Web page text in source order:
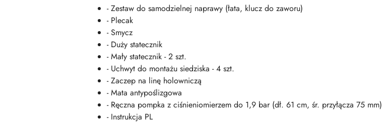
- Zestaw do samodzielnej naprawy (łata, klucz do zaworu)
- Plecak
- Smycz
- Duży statecznik
- Mały statecznik - 2 szt.
- Uchwyt do montażu siedziska ­- 4 szt.
- Zaczep na linę holowniczą
- Mata antypoślizgowa
- Ręczna pompka z ciśnieniomierzem do 1,9 bar (dł. 61 cm, śr. przyłącza 75 mm)
- Instrukcja PL